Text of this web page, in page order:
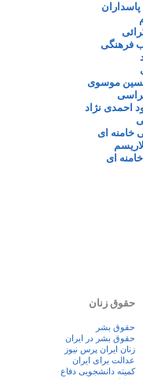
فرهنگی
موسوی
احمدی نژاد
خامنه ای
ای
حقوق زنان
حقوق بشر
حقوق بشر در ایران
زنان ايران پرس نيوز
عدالت برای ایران
کمیته دانشجویی دفاع